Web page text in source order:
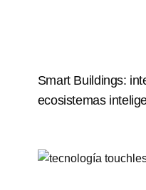
Smart Buildings:
ecosistemas